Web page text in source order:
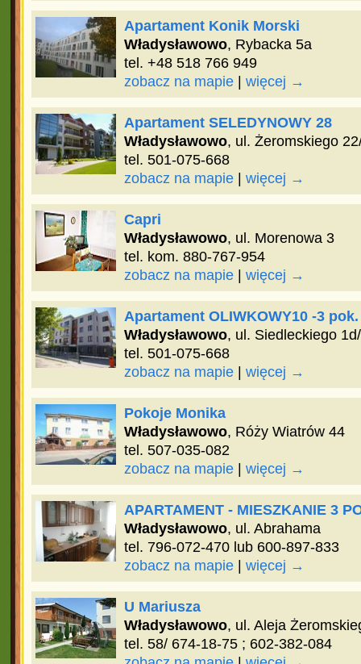
Apartament Konik Morski
Władysławowo, Rybacka 5a
tel. +48 518 766 949
zobacz na mapie| więcej →
Apartament SELEDYNOWY 28
Władysławowo, ul. Żeromskiego
tel. 501-075-668
zobacz na mapie| więcej →
Capri
Władysławowo, ul. Morenowa 3
tel. kom. 880-767-954
zobacz na mapie| więcej →
Apartament OLIWKOWY10 -3 pok.
Władysławowo, ul. Siedleckiego
tel. 501-075-668
zobacz na mapie| więcej →
Pokoje Monika
Władysławowo, Róży Wiatrów 44
tel. 507-035-082
zobacz na mapie| więcej →
APARTAMENT - MIESZKANIE 3
Władysławowo, ul. Abrahama
tel. 796-072-470 lub 600-897-833
zobacz na mapie| więcej →
U Mariusza
Władysławowo, ul. Aleja
tel. 58/ 674-18-75 ; 602-382-084